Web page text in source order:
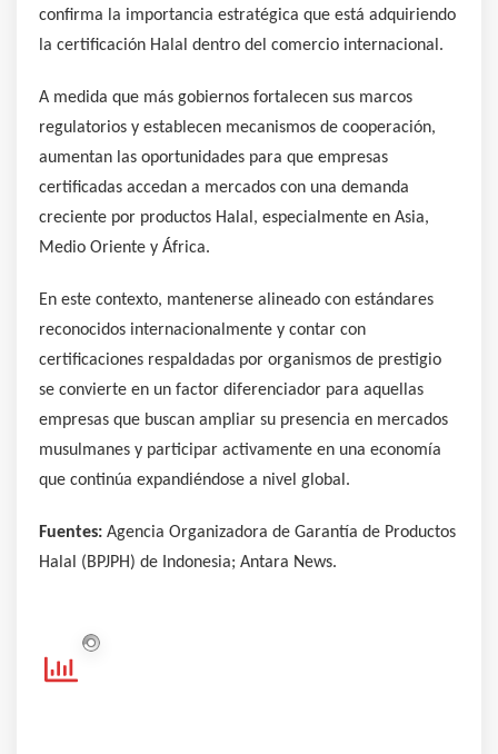
confirma la importancia estratégica que está adquiriendo
la certificación Halal dentro del comercio internacional.
A medida que más gobiernos fortalecen sus marcos
regulatorios y establecen mecanismos de cooperación,
aumentan las oportunidades para que empresas
certificadas accedan a mercados con una demanda
creciente por productos Halal, especialmente en Asia,
Medio Oriente y África.
En este contexto, mantenerse alineado con estándares
reconocidos internacionalmente y contar con
certificaciones respaldadas por organismos de prestigio
se convierte en un factor diferenciador para aquellas
empresas que buscan ampliar su presencia en mercados
musulmanes y participar activamente en una economía
que continúa expandiéndose a nivel global.
Fuentes: Agencia Organizadora de Garantía de Productos
Halal (BPJPH) de Indonesia; Antara News.